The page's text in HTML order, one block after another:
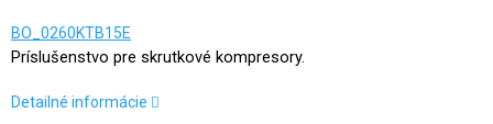
BO_0260KTB15E
Príslušenstvo pre skrutkové kompresory.
Detailné informácie